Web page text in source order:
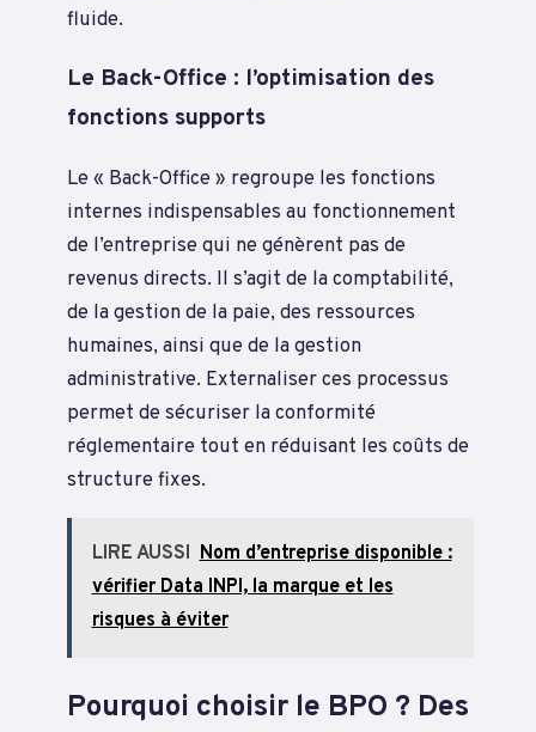
fluide.
Le Back-Office : l’optimisation des
fonctions supports
Le « Back-Office » regroupe les fonctions
internes indispensables au fonctionnement
de l’entreprise qui ne génèrent pas de
revenus directs. Il s’agit de la comptabilité,
de la gestion de la paie, des ressources
humaines, ainsi que de la gestion
administrative. Externaliser ces processus
permet de sécuriser la conformité
réglementaire tout en réduisant les coûts de
structure fixes.
LIRE AUSSI Nom d’entreprise disponible :
vérifier Data INPI, la marque et les
risques à éviter
Pourquoi choisir le BPO ? Des